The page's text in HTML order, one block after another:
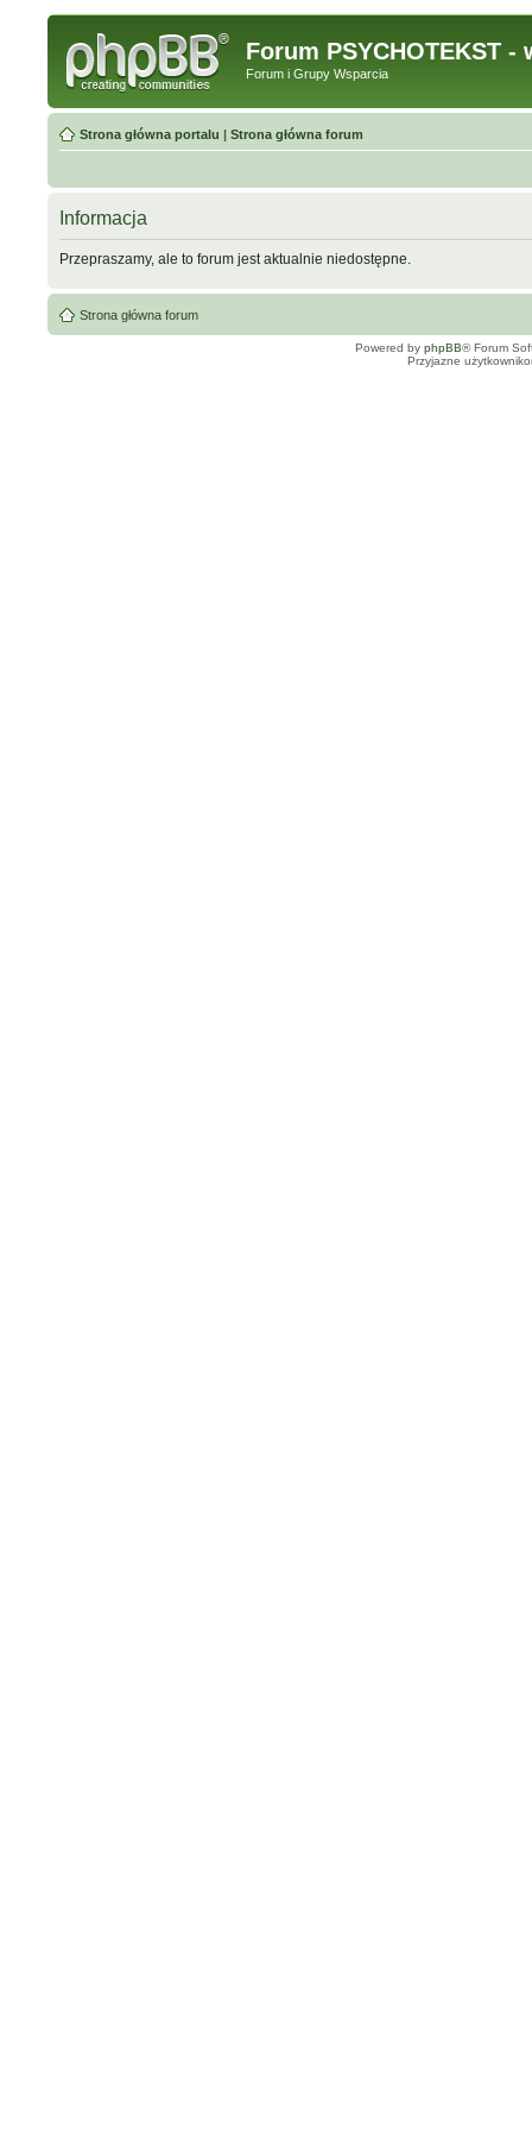
Forum PSYCHOTEKST
Forum i Grupy Wsparcia
Strona główna portalu | Strona główna forum
Informacja
Przepraszamy, ale to forum jest aktualnie niedostępne.
Strona główna forum
Powered by phpBB® Forum
Przyjazne